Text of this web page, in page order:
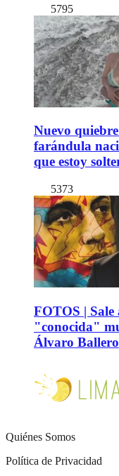
5795
Nuevo
farándula
que estoy
5373
FOTOS |
"conocida"
Álvaro Ballero
Quiénes Somos
Política de Privacidad